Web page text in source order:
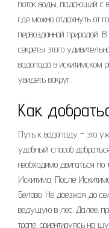
поток воды‚ падающий с
где можно отдохнуть от
первозданной природой.
секреты этого
водопада в искитимском
увидеть вокруг.
Как
Путь к водопаду – это
удобный способ
необходимо двигаться по
Искитима. После
Белово. Не доезжая до
ведущую в лес. Далее‚
тропе‚ ориентируясь на